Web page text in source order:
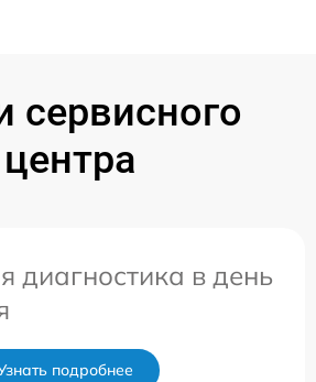
сервисного
центра
диагностика в день
подробнее